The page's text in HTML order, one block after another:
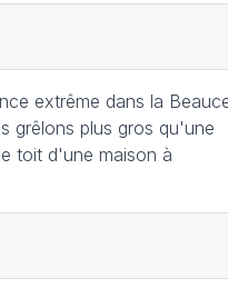
extrême dans la
grêlons plus gros qu'une
toit d'une maison à